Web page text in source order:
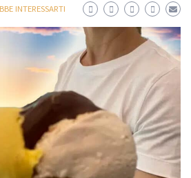
INTERESSARTI